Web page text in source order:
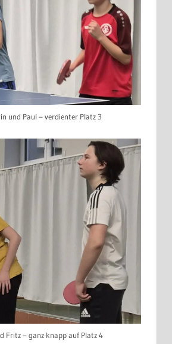
und Paul – verdienter Platz 3
Fritz – ganz knapp auf Platz 4